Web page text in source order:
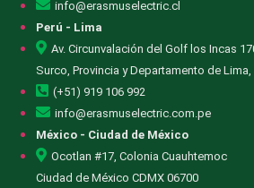
info@erasmuselectric.cl
Perú - Lima
Av. Circunvalación del Golf los Incas
Surco, Provincia y Departamento de
(+51) 919 106 992
info@erasmuselectric.com.pe
México - Ciudad de México
Ocotlan #17, Colonia Cuauhtemoc
Ciudad de México CDMX 06700